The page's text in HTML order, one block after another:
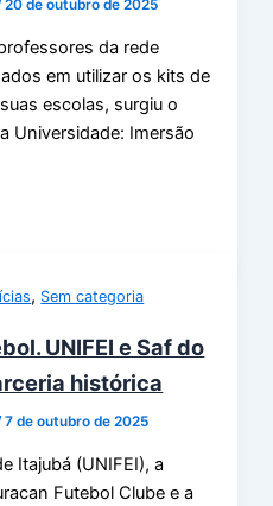
20 de outubro de 2025
da rede
em utilizar os kits de
escolas, surgiu o
Universidade: Imersão
, Sem categoria
UNIFEI e Saf do
histórica
7 de outubro de 2025
Itajubá (UNIFEI), a
Futebol Clube e a